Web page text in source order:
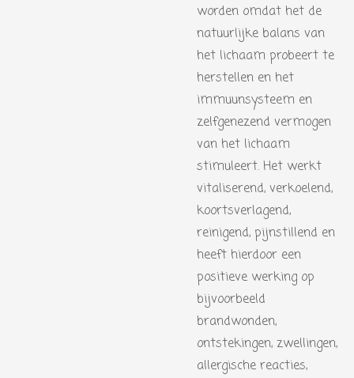
worden omdat het de
natuurlijke balans van
het lichaam probeert te
herstellen en het
immuunsysteem en
zelfgenezend vermogen
van het lichaam
stimuleert. Het werkt
vitaliserend, verkoelend,
koortsverlagend,
reinigend, pijnstillend en
heeft hierdoor een
positieve werking op
bijvoorbeeld
brandwonden,
ontstekingen, zwellingen,
allergische reacties,